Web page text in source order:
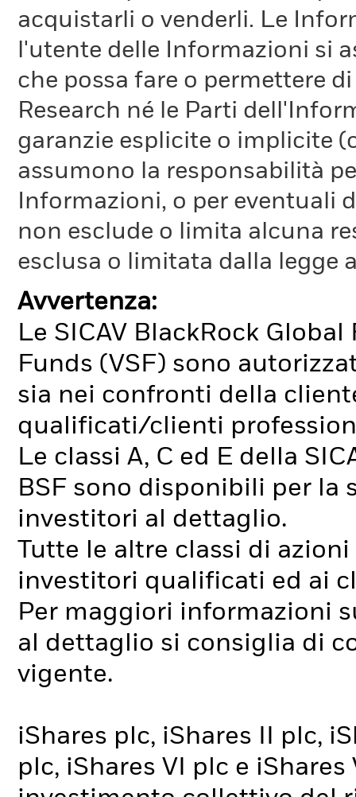
acquistarli o venderli. Le
l'utente delle Informazioni si
che possa fare o permettere
Research né le Parti
garanzie esplicite o implicite
assumono la responsabilità
Informazioni, o per eventuali
non esclude o limita alcuna
esclusa o limitata dalla legge
Avvertenza:
Le SICAV BlackRock
Funds (VSF) sono
sia nei confronti della
qualificati/clienti
Le classi A, C ed E della
BSF sono disponibili per
investitori al dettaglio.
Tutte le altre classi di
investitori qualificati ed ai
Per maggiori informazioni
al dettaglio si consiglia di
vigente.
iShares plc, iShares II plc,
plc, iShares VI plc e